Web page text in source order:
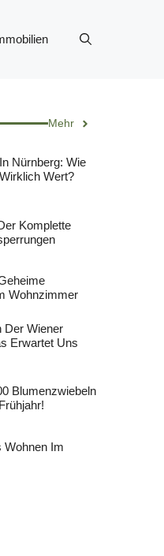
Mehr
Nürnberg: Wie
Wert?
Komplette
Wohnzimmer
Der Wiener
Erwartet Uns
Blumenzwiebeln
Wohnen Im